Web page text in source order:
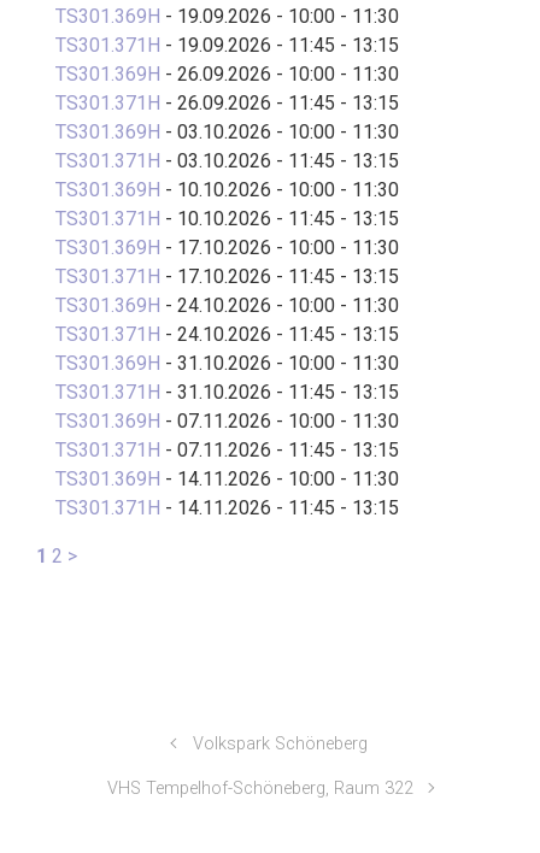
TS301.369H - 19.09.2026 - 10:00 - 11:30
TS301.371H - 19.09.2026 - 11:45 - 13:15
TS301.369H - 26.09.2026 - 10:00 - 11:30
TS301.371H - 26.09.2026 - 11:45 - 13:15
TS301.369H - 03.10.2026 - 10:00 - 11:30
TS301.371H - 03.10.2026 - 11:45 - 13:15
TS301.369H - 10.10.2026 - 10:00 - 11:30
TS301.371H - 10.10.2026 - 11:45 - 13:15
TS301.369H - 17.10.2026 - 10:00 - 11:30
TS301.371H - 17.10.2026 - 11:45 - 13:15
TS301.369H - 24.10.2026 - 10:00 - 11:30
TS301.371H - 24.10.2026 - 11:45 - 13:15
TS301.369H - 31.10.2026 - 10:00 - 11:30
TS301.371H - 31.10.2026 - 11:45 - 13:15
TS301.369H - 07.11.2026 - 10:00 - 11:30
TS301.371H - 07.11.2026 - 11:45 - 13:15
TS301.369H - 14.11.2026 - 10:00 - 11:30
TS301.371H - 14.11.2026 - 11:45 - 13:15
1 2 >
Volkspark Schöneberg
VHS Tempelhof-Schöneberg, Raum 322